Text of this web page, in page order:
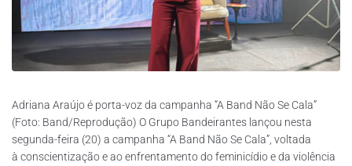
Adriana Araújo é porta-voz da campanha “A Band Não Se Cala”
(Foto: Band/Reprodução) O Grupo Bandeirantes lançou nesta
segunda-feira (20) a campanha “A Band Não Se Cala”, voltada
à conscientização e ao enfrentamento do feminicídio e da violência